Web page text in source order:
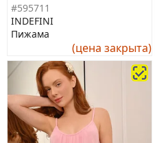
#595711
INDEFINI
Пижама
(цена закрыта)